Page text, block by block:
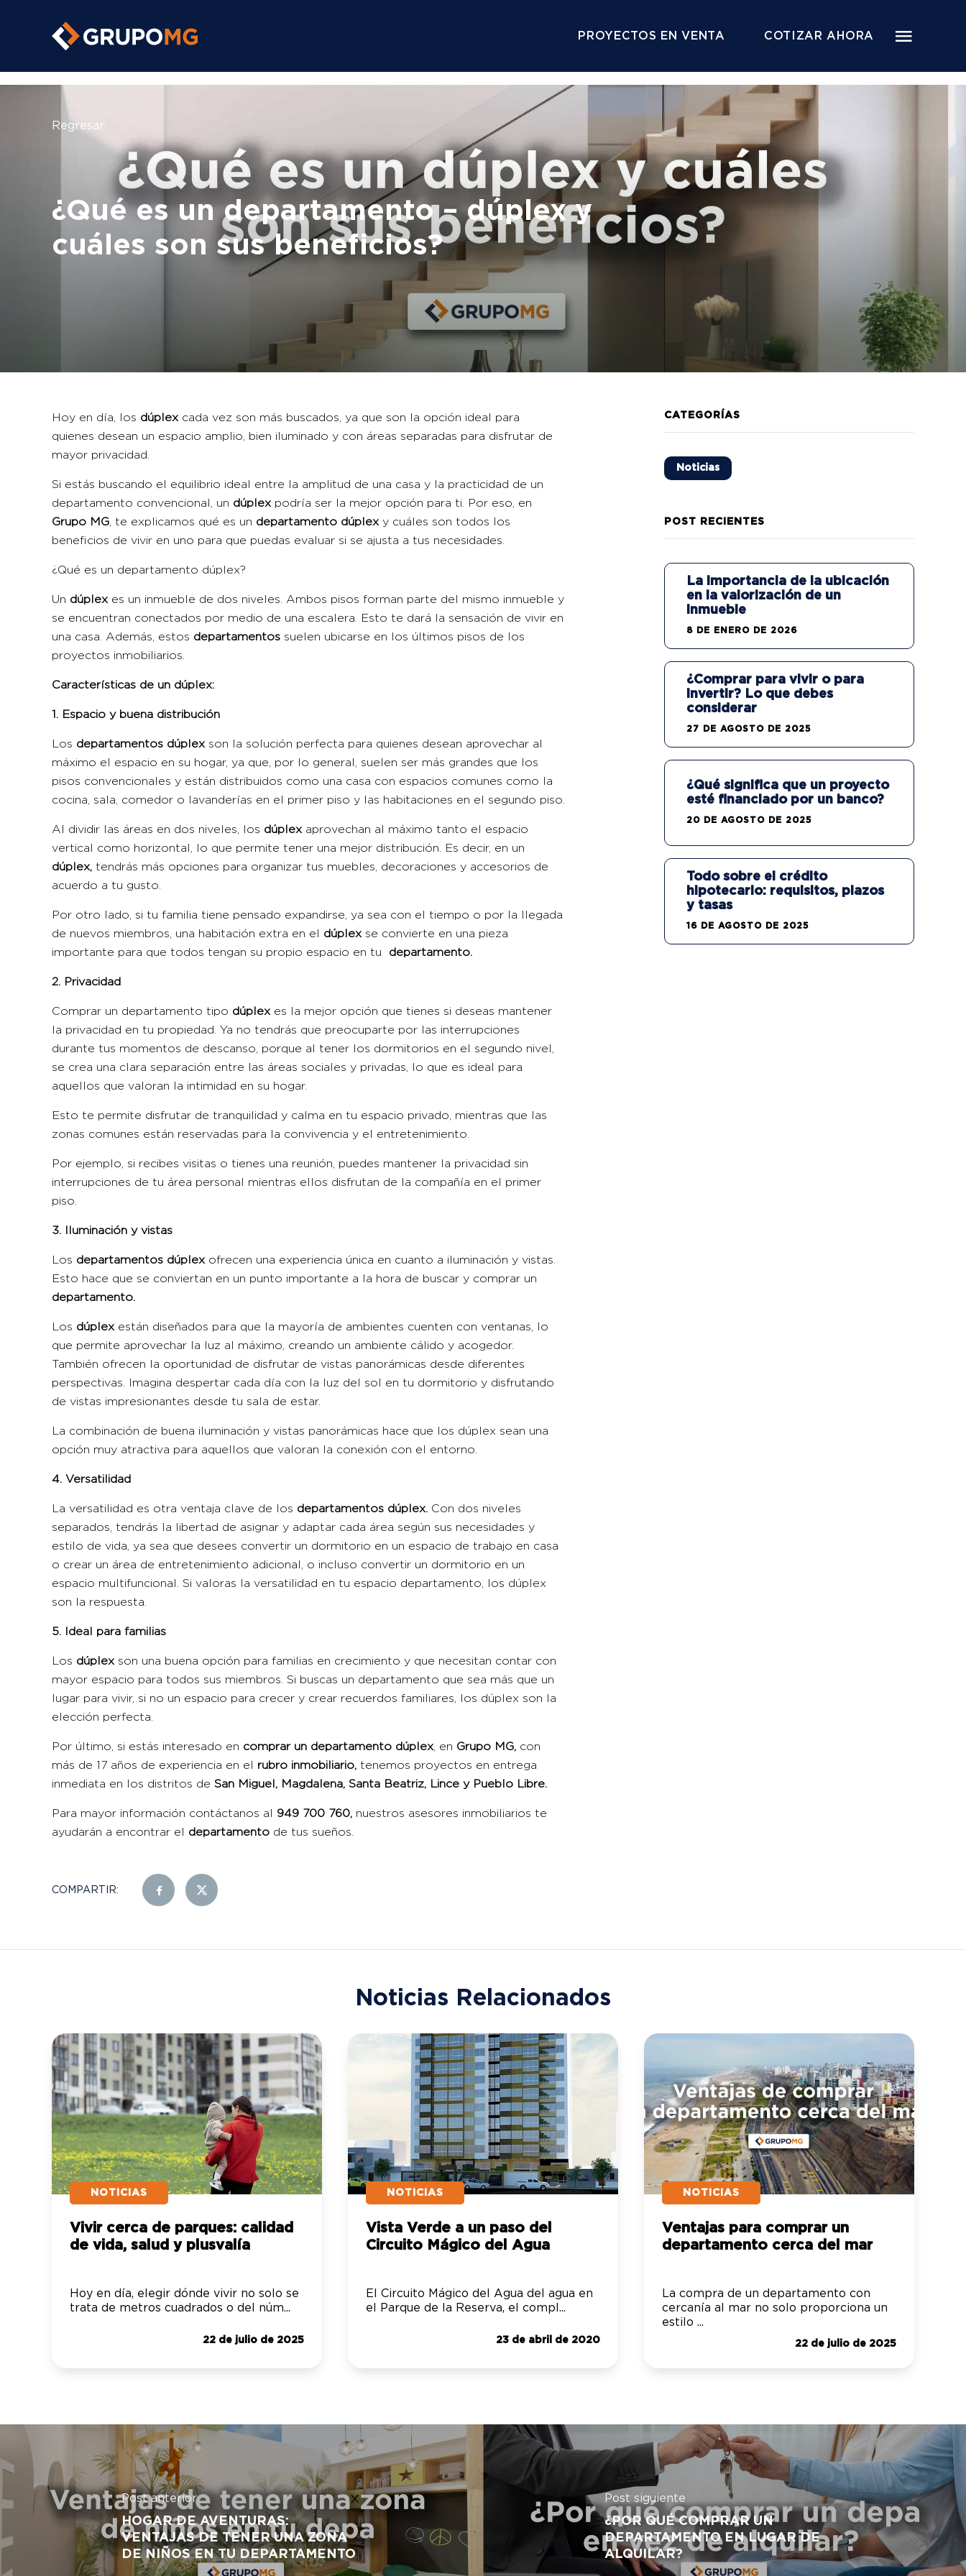
PROYECTOS EN VENTA COTIZAR AHORA
Regresar
¿Qué es un departamento – dúplex y
cuáles son sus beneficios?
Hoy en día, los dúplex cada vez son más buscados, ya que son la opción ideal para
quienes desean un espacio amplio, bien iluminado y con áreas separadas para disfrutar de
mayor privacidad.
Si estás buscando el equilibrio ideal entre la amplitud de una casa y la practicidad de un
departamento convencional, un dúplex podría ser la mejor opción para ti. Por eso, en
Grupo MG , te explicamos qué es un departamento dúplex y cuáles son todos los
beneficios de vivir en uno para que puedas evaluar si se ajusta a tus necesidades.
¿Qué es un departamento dúplex?
Un dúplex es un inmueble de dos niveles. Ambos pisos forman parte del mismo inmueble y
se encuentran conectados por medio de una escalera. Esto te dará la sensación de vivir en
una casa. Además, estos departamentos suelen ubicarse en los últimos pisos de los
proyectos inmobiliarios.
Características de un dúplex:
1. Espacio y buena distribución
Los departamentos dúplex son la solución perfecta para quienes desean aprovechar al
máximo el espacio en su hogar, ya que, por lo general, suelen ser más grandes que los
pisos convencionales y están distribuidos como una casa con espacios comunes como la
cocina, sala, comedor o lavanderías en el primer piso y las habitaciones en el segundo piso.
Al dividir las áreas en dos niveles, los dúplex aprovechan al máximo tanto el espacio
vertical como horizontal, lo que permite tener una mejor distribución. Es decir, en un
dúplex, tendrás más opciones para organizar tus muebles, decoraciones y accesorios de
acuerdo a tu gusto.
Por otro lado, si tu familia tiene pensado expandirse, ya sea con el tiempo o por la llegada
de nuevos miembros, una habitación extra en el
dúplex se convierte en una pieza
importante para que todos tengan su propio espacio en tu departamento.
2. Privacidad
Comprar un departamento tipo dúplex es la mejor opción que tienes si deseas mantener
la privacidad en tu propiedad. Ya no tendrás que preocuparte por las interrupciones
durante tus momentos de descanso, porque al tener los dormitorios en el segundo nivel,
se crea una clara separación entre las áreas sociales y privadas, lo que es ideal para
aquellos que valoran la intimidad en su hogar.
Esto te permite disfrutar de tranquilidad y calma en tu espacio privado, mientras que las
zonas comunes están reservadas para la convivencia y el entretenimiento.
Por ejemplo, si recibes visitas o tienes una reunión, puedes mantener la privacidad sin
interrupciones de tu área personal mientras ellos disfrutan de la compañía en el primer
piso.
3. Iluminación y vistas
Los departamentos dúplex ofrecen una experiencia única en cuanto a iluminación y vistas.
Esto hace que se conviertan en un punto importante a la hora de buscar y comprar un
departamento.
Los dúplex están diseñados para que la mayoría de ambientes cuenten con ventanas, lo
que permite aprovechar la luz al máximo, creando un ambiente cálido y acogedor.
También ofrecen la oportunidad de disfrutar de vistas panorámicas desde diferentes
perspectivas. Imagina despertar cada día con la luz del sol en tu dormitorio y disfrutando
de vistas impresionantes desde tu sala de estar.
La combinación de buena iluminación y vistas panorámicas hace que los dúplex sean una
opción muy atractiva para aquellos que valoran la conexión con el entorno.
4. Versatilidad
La versatilidad es otra ventaja clave de los departamentos dúplex. Con dos niveles
separados, tendrás la libertad de asignar y adaptar cada área según sus necesidades y
estilo de vida, ya sea que desees convertir un dormitorio en un espacio de trabajo en casa
o crear un área de entretenimiento adicional, o incluso convertir un dormitorio en un
espacio multifuncional. Si valoras la versatilidad en tu espacio departamento, los dúplex
son la respuesta.
5. Ideal para familias
Los dúplex son una buena opción para familias en crecimiento y que necesitan contar con
mayor espacio para todos sus miembros. Si buscas un departamento que sea más que un
lugar para vivir, si no un espacio para crecer y crear recuerdos familiares, los dúplex son la
elección perfecta.
Por último, si estás interesado en comprar un departamento dúplex , en Grupo MG, con
más de 17 años de experiencia en el
rubro inmobiliario, tenemos proyectos en entrega
inmediata en los distritos de San Miguel, Magdalena, Santa Beatriz, Lince y Pueblo Libre.
Para mayor información contáctanos al 949 700 760, nuestros asesores inmobiliarios te
ayudarán a encontrar el departamento de tus sueños.
COMPARTIR:
CATEGORÍAS
Noticias
POST RECIENTES
La importancia de la ubicación
en la valorización de un
inmueble
8 DE ENERO DE 2026
¿Comprar para vivir o para
invertir? Lo que debes
considerar
27 DE AGOSTO DE 2025
¿Qué significa que un proyecto
esté financiado por un banco?
20 DE AGOSTO DE 2025
Todo sobre el crédito
hipotecario: requisitos, plazos
y tasas
16 DE AGOSTO DE 2025
Noticias Relacionados
NOTICIAS
Vivir cerca de parques: calidad
de vida, salud y plusvalía
Hoy en día, elegir dónde vivir no solo se
trata de metros cuadrados o del núm...
22 de julio de 2025
NOTICIAS
Vista Verde a un paso del
Circuito Mágico del Agua
El Circuito Mágico del Agua del agua en
el Parque de la Reserva, el compl...
23 de abril de 2020
NOTICIAS
Ventajas para comprar un
departamento cerca del mar
La compra de un departamento con
cercanía al mar no solo proporciona un
estilo ...
22 de julio de 2025
Post anterior
HOGAR DE AVENTURAS:
VENTAJAS DE TENER UNA ZONA
DE NIÑOS EN TU DEPARTAMENTO
Post siguiente
¿POR QUÉ COMPRAR UN
DEPARTAMENTO EN LUGAR DE
ALQUILAR?